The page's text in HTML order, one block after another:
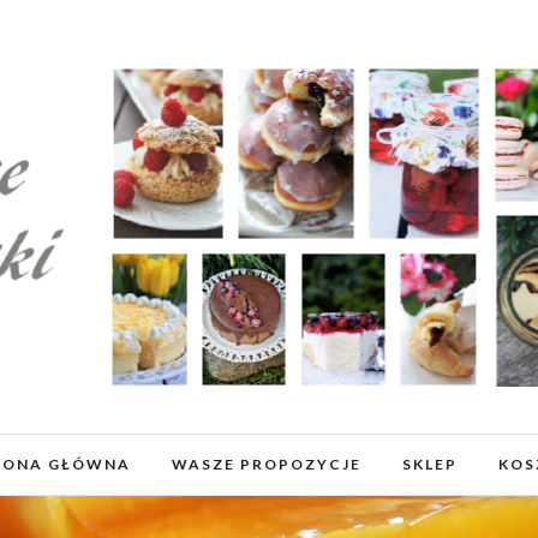
GŁÓWNA WASZE PROPOZYCJE SKLEP